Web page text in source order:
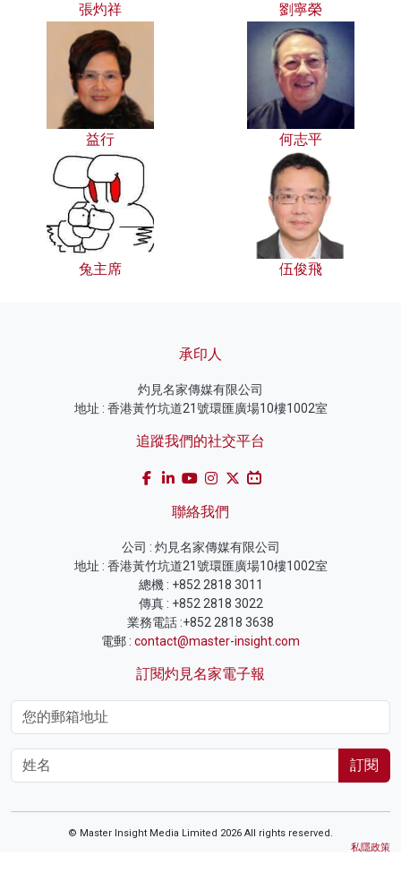
張灼祥 劉寧榮
益行 何志平
兔主席 伍俊飛
承印人
灼見名家傳媒有限公司
地址 : 香港黃竹坑道21號環匯廣場10樓1002室
追蹤我們的社交平台
聯絡我們
公司 : 灼見名家傳媒有限公司
地址 : 香港黃竹坑道21號環匯廣場10樓1002室
總機 : +852 2818 3011
傳真 : +852 2818 3022
業務電話 :+852 2818 3638
電郵 : contact@master-insight.com
訂閱灼見名家電子報
訂閱
© Master Insight Media Limited 2026 All rights reserved.
私隱政策